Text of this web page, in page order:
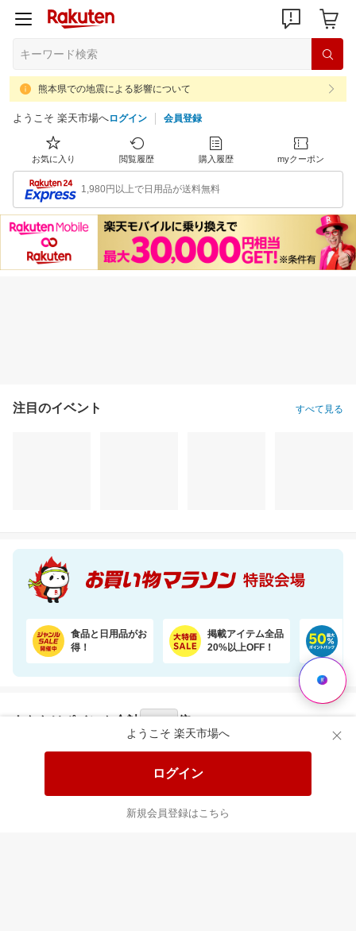
熊本県での地震による影響について
ようこそ 楽天市場へログイン 会員登録
お気に入り 閲覧履歴 購入履歴 myクーポン
1,980円以上で日用品が送料無料
ようこそ 楽天市場へ
ログイン
新規会員登録はこちら
注目のイベント すべて見る
食品と日用品がお
得！
掲載アイテム全品
20%以上OFF！
あなたはポイント 合計 倍